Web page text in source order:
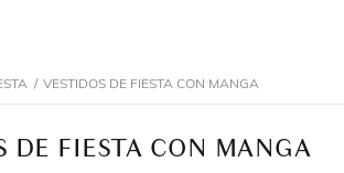
/ VESTIDOS DE FIESTA CON MANGA
DE FIESTA CON MANGA